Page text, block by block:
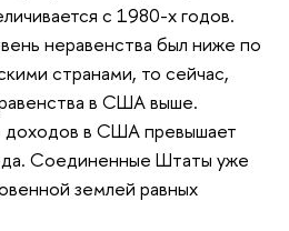
с 1980-х годов.
неравенства был ниже по
странами, то сейчас,
в США выше.
доходов в США превышает
Соединенные Штаты уже
землей равных